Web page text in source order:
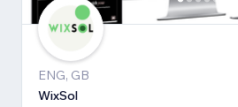
ENG, GB
WixSol